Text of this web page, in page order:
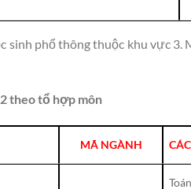
phổ thông thuộc khu vực 3.
theo tổ hợp môn
MÃ NGÀNH